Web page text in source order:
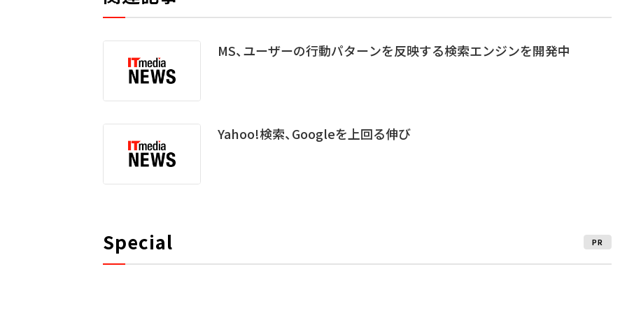
MS、ユーザーの行動パターンを反映する検索エンジンを開発中
Yahoo!検索、Googleを上回る伸び
Special PR